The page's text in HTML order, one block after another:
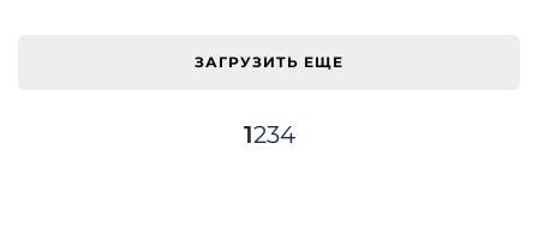
ЗАГРУЗИТЬ ЕЩЕ
1234